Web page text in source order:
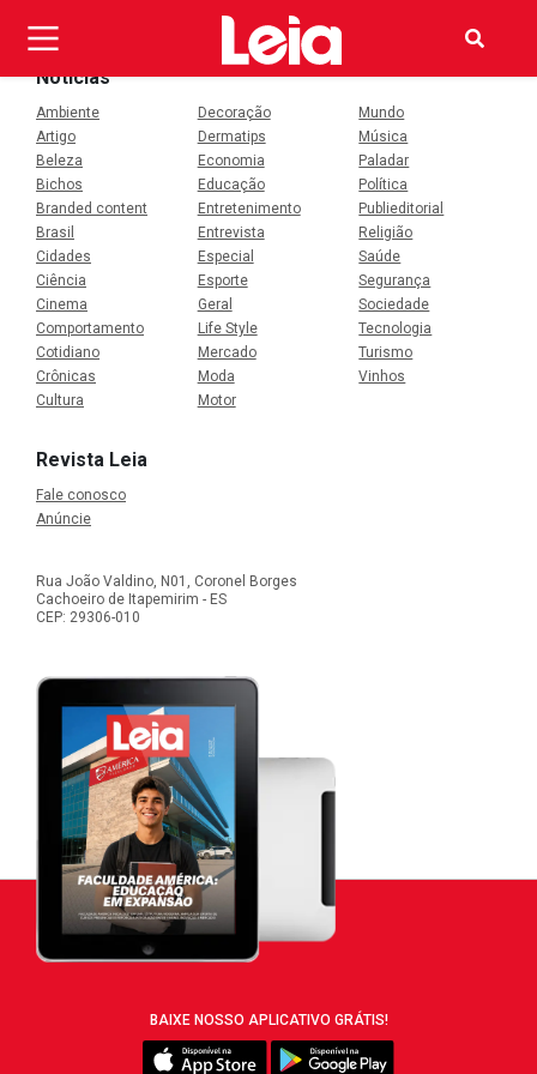
Notícias
Ambiente
Artigo
Beleza
Bichos
Branded content
Brasil
Cidades
Ciência
Cinema
Comportamento
Cotidiano
Crônicas
Cultura
Decoração
Dermatips
Economia
Educação
Entretenimento
Entrevista
Especial
Esporte
Geral
Life Style
Mercado
Moda
Motor
Mundo
Música
Paladar
Política
Publieditorial
Religião
Saúde
Segurança
Sociedade
Tecnologia
Turismo
Vinhos
Revista Leia
Fale conosco
Anúncie
Rua João Valdino, N01, Coronel Borges
Cachoeiro de Itapemirim - ES
CEP: 29306-010
BAIXE NOSSO APLICATIVO GRÁTIS!